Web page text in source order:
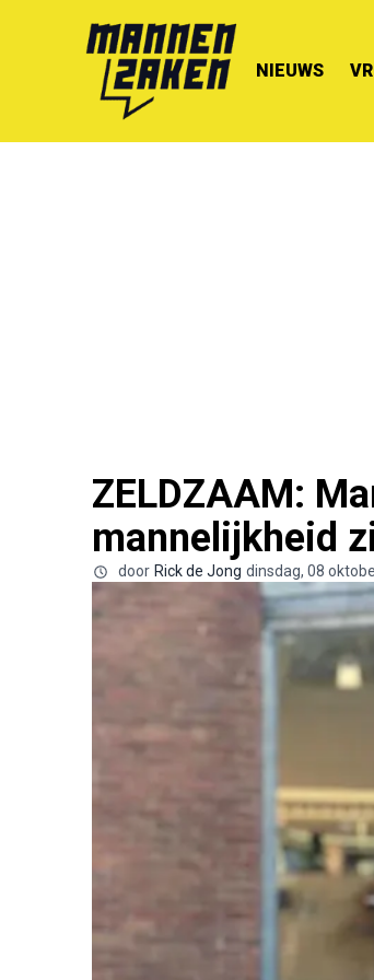
NIEUWS
ZELDZAAM:
mannelijkheid
door Rick de Jong dinsdag, 08